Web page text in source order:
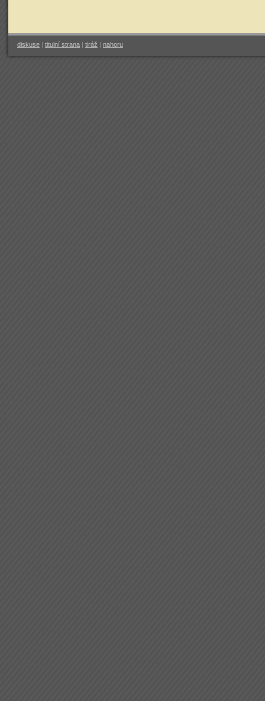
diskuse | titulní strana | tiráž | nahoru